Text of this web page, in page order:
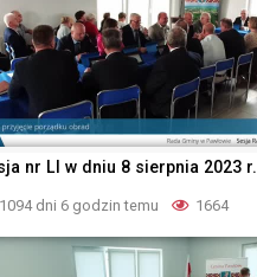
nr LI w dniu 8 sierpnia 2023 r.
1094 dni 6 godzin temu 1664